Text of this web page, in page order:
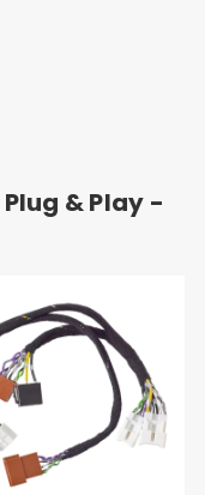
& Play -